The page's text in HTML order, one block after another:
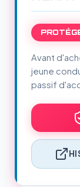
Avant
jeune
passif